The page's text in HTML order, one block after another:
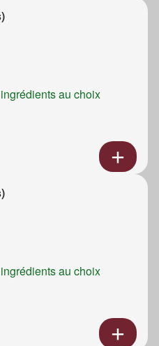
au choix
au choix